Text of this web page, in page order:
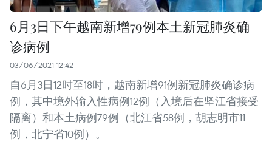
6月3日下午越南新增79例本土新冠肺炎确
诊病例
03/06/2021 12:42
自6月3日12时至18时，越南新增91例新冠肺炎确诊病
例，其中境外输入性病例12例（入境后在坚江省接受
隔离）和本土病例79例（北江省58例，胡志明市11
例，北宁省10例）。